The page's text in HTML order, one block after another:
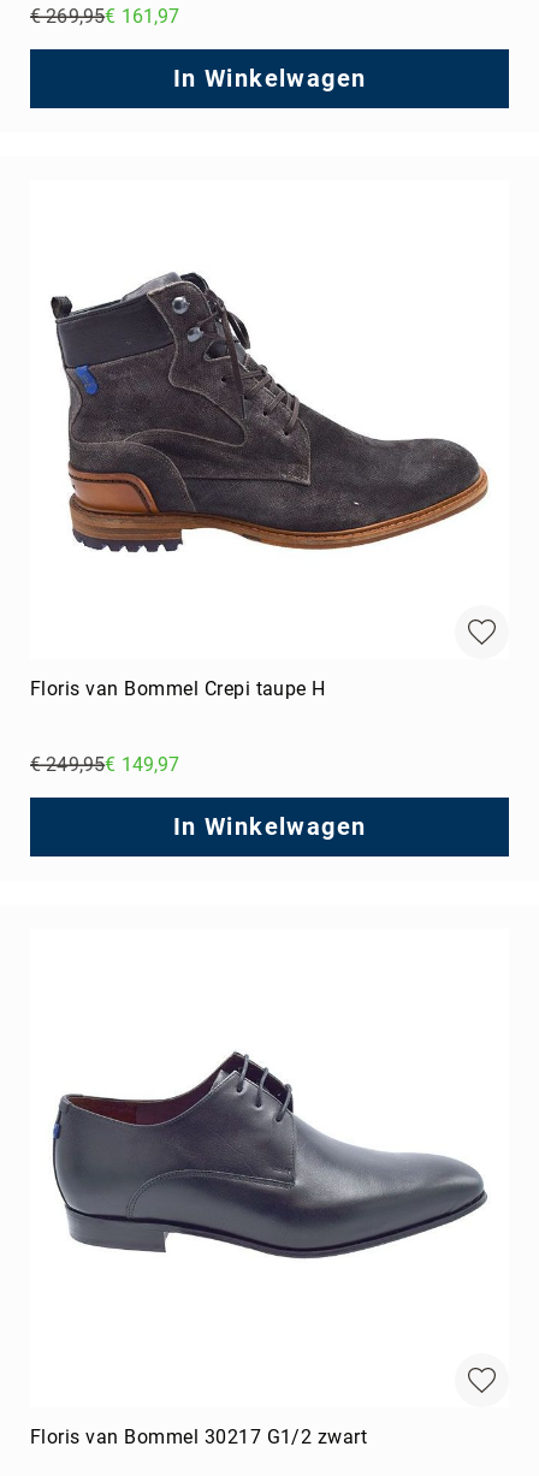
€ 269,95€ 161,97
In Winkelwagen
Floris van Bommel Crepi taupe H
€ 249,95€ 149,97
In Winkelwagen
Floris van Bommel 30217 G1/2 zwart